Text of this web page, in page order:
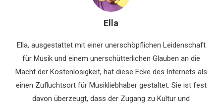
Ella
Ella, ausgestattet mit einer unerschöpflichen Leidenschaft
für Musik und einem unerschütterlichen Glauben an die
Macht der Kostenlosigkeit, hat diese Ecke des Internets als
einen Zufluchtsort für Musikliebhaber gestaltet. Sie ist fest
davon überzeugt, dass der Zugang zu Kultur und